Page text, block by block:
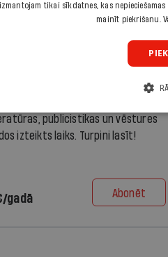
Abonēt
publicistikas un vēstures
izteikts laiks. Turpini lasīt!
gadā Abonēt
izmantojam tikai sīkdatnes, kas
mainīt piekrišanu.